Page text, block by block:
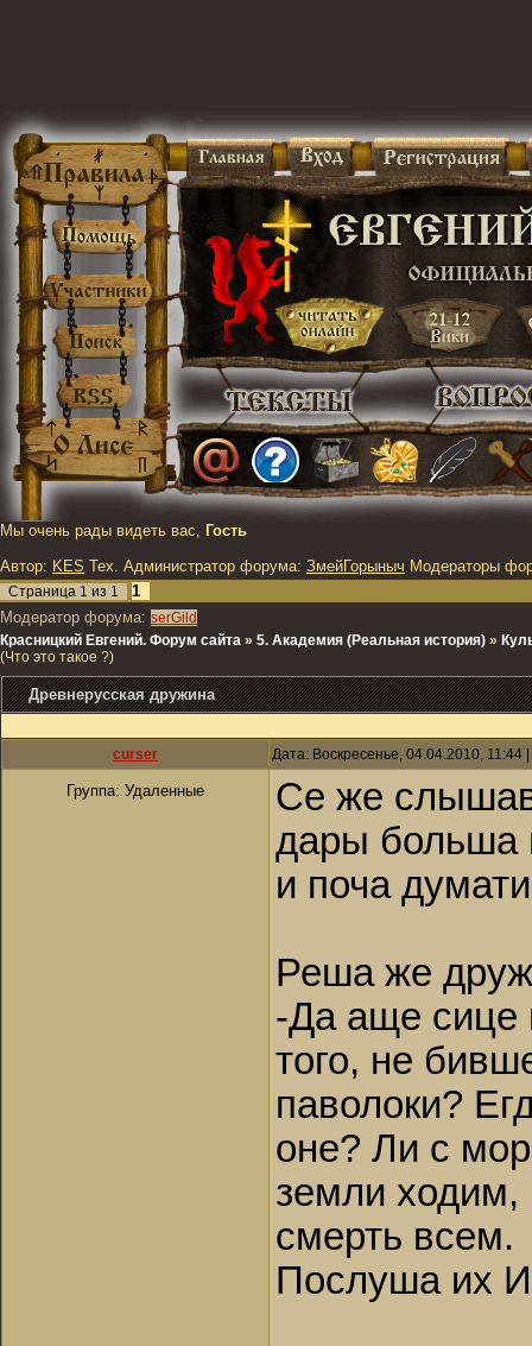
Мы очень рады видеть вас, Гость
Автор: KES Тех. Администратор форума: ЗмейГорыныч Модераторы
Страница 1 из 1
1
Модератор форума: serGild
Красницкий Евгений. Форум сайта » 5. Академия (Реальная история) »
(Что это такое ?)
Древнерусская дружина
curser Дата: Воскресенье, 04.04.2010,
Группа: Удаленные
Се же
дары больша
и поча
Реша же
-Да аще сице
того, не
паволоки?
оне? Ли с
земли ходим,
смерть всем.
Послуша их